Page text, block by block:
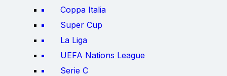
Coppa Italia
Super Cup
La Liga
UEFA Nations League
Serie C